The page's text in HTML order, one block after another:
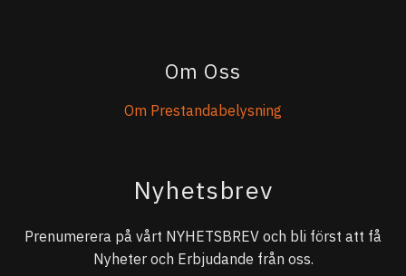
Om Oss
Om Prestandabelysning
Nyhetsbrev
Prenumerera på vårt NYHETSBREV och bli först att få
Nyheter och Erbjudande från oss.